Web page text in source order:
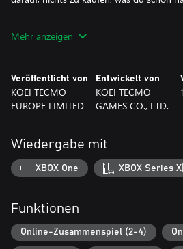
kannst du deinen Kauf unabhängig
©HK/AOT©KOEI TECMO GAMES CO.,
Mehr anzeigen
Veröffentlicht von
KOEI TECMO
EUROPE LIMITED
Entwickelt von
KOEI TECMO
GAMES CO., LTD.
Wiedergabe mit
XBOX One XBOX Series
Funktionen
Online-Zusammenspiel (2-4)